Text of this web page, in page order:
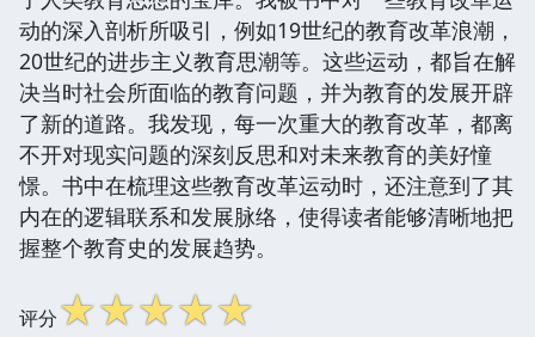
动的深入剖析所吸引，例如19世纪的教育改革浪潮，
20世纪的进步主义教育思潮等。这些运动，都旨在解
决当时社会所面临的教育问题，并为教育的发展开辟
了新的道路。我发现，每一次重大的教育改革，都离
不开对现实问题的深刻反思和对未来教育的美好憧
憬。书中在梳理这些教育改革运动时，还注意到了其
内在的逻辑联系和发展脉络，使得读者能够清晰地把
握整个教育史的发展趋势。
评分☆☆☆☆☆